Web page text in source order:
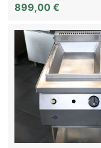
899,00 €